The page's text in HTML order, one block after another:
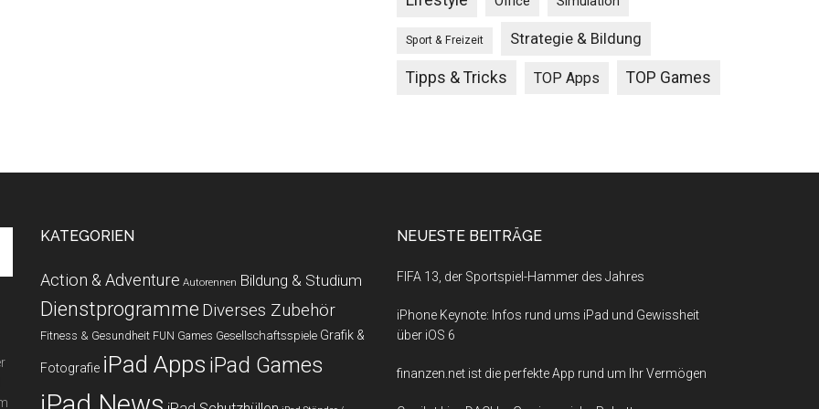
Sport & Freizeit Strategie & Bildung
Tipps & Tricks TOP Apps TOP Games
KATEGORIEN
Action & Adventure Autorennen Bildung & Studium
Dienstprogramme Diverses Zubehör
Fitness & Gesundheit FUN Games Gesellschaftsspiele Grafik &
Fotografie iPad Apps iPad Games
NEUESTE BEITRÄGE
FIFA 13, der Sportspiel-Hammer des Jahres
iPhone Keynote: Infos rund ums iPad und Gewissheit
über iOS 6
finanzen.net ist die perfekte App rund um Ihr Vermögen